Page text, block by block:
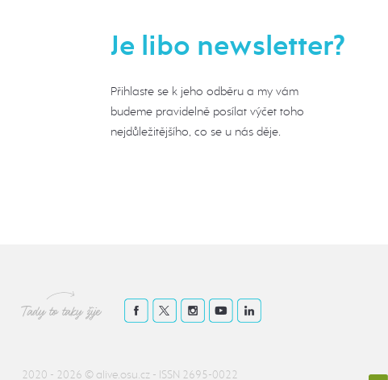
Je libo newsletter?
Přihlaste se k jeho odběru a my vám
budeme pravidelně posílat výčet toho
nejdůležitějšího, co se u nás děje.
Tady to taky žije
2020 - 2026 © alive.osu.cz - ISSN 2695-0022